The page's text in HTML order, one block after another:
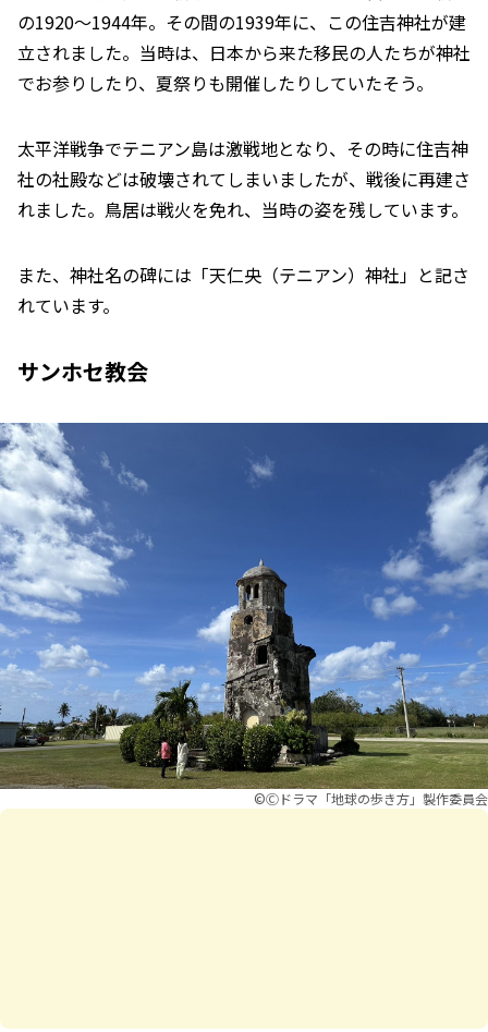
の1920～1944年。その間の1939年に、この住吉神社が建
立されました。当時は、日本から来た移民の人たちが神社
でお参りしたり、夏祭りも開催したりしていたそう。
太平洋戦争でテニアン島は激戦地となり、その時に住吉神
社の社殿などは破壊されてしまいましたが、戦後に再建さ
れました。鳥居は戦火を免れ、当時の姿を残しています。
また、神社名の碑には「天仁央（テニアン）神社」と記さ
れています。
サンホセ教会
©︎Ⓒドラマ「地球の歩き方」製作委員会